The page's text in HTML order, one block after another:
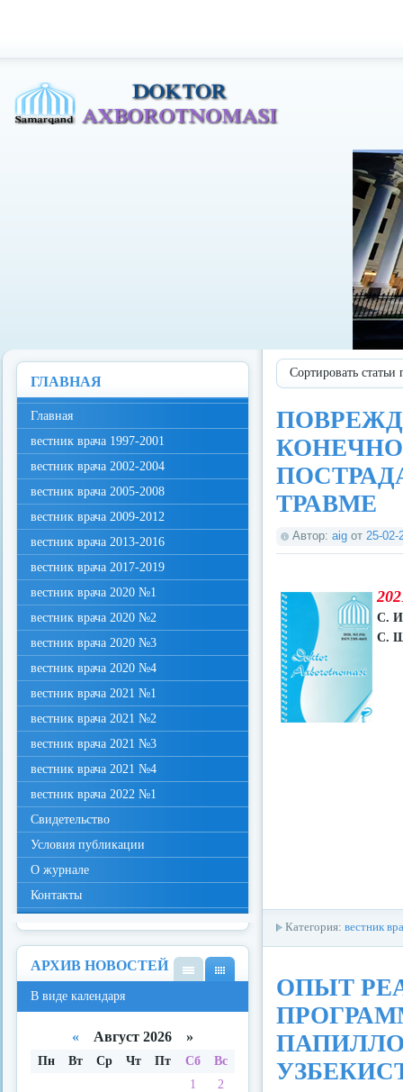
Сортировать
ТРАВМЕ
Автор: aig от 25-02-
С.
С.
Категория: вестник
ОПЫТ
ГЛАВНАЯ
Главная
вестник врача 1997-2001
вестник врача 2002-2004
вестник врача 2005-2008
вестник врача 2009-2012
вестник врача 2013-2016
вестник врача 2017-2019
вестник врача 2020 №1
вестник врача 2020 №2
вестник врача 2020 №3
вестник врача 2020 №4
вестник врача 2021 №1
вестник врача 2021 №2
вестник врача 2021 №3
вестник врача 2021 №4
вестник врача 2022 №1
Свидетельство
Условия публикации
О журнале
Контакты
АРХИВ НОВОСТЕЙ
В виде календаря
« Август 2026 »
Пн Вт Ср Чт Пт Сб
Вс
1
2